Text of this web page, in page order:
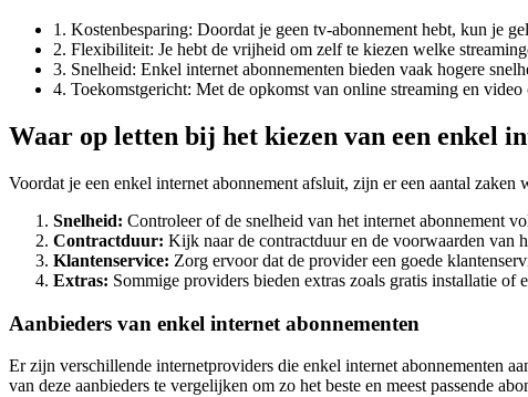
1. Kostenbesparing: Doordat je geen tv-abonnement hebt, kun je
2. Flexibiliteit: Je hebt de vrijheid om zelf te kiezen welke
3. Snelheid: Enkel internet abonnementen bieden vaak hogere
4. Toekomstgericht: Met de opkomst van online streaming en
Waar op letten bij het kiezen van een enkel
Voordat je een enkel internet abonnement afsluit, zijn er een aantal zaken
Snelheid: Controleer of de snelheid van het internet abonnement
Contractduur: Kijk naar de contractduur en de voorwaarden van
Klantenservice: Zorg ervoor dat de provider een goede
Extras: Sommige providers bieden extras zoals gratis installatie
Aanbieders van enkel internet abonnementen
Er zijn verschillende internetproviders die enkel internet abonnementen
van deze aanbieders te vergelijken om zo het beste en meest passende